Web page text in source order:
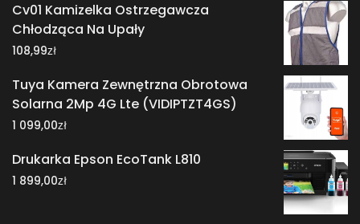
Cv01 Kamizelka Ostrzegawcza
Chłodząca Na Upały
108,99zł
Tuya Kamera Zewnętrzna Obrotowa
Solarna 2Mp 4G Lte (VIDIPTZT4GS)
1 099,00zł
Drukarka Epson EcoTank L810
1 899,00zł